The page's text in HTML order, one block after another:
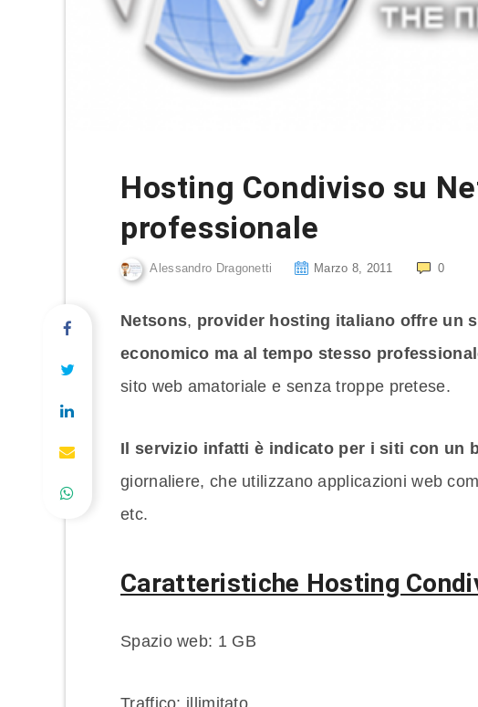
Hosting Condiviso su
professionale
Alessandro Dragonetti Marzo 8, 2011 0
Netsons, provider hosting italiano offre un
economico ma al tempo stesso
sito web amatoriale e senza troppe pretese.
Il servizio infatti è indicato per i siti con un
giornaliere, che utilizzano applicazioni web
etc.
Caratteristiche Hosting
Spazio web: 1 GB
Traffico: illimitato